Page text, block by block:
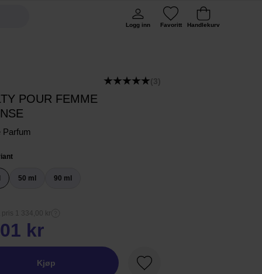
Logg inn Favoritt Handlekurv
(3)
POUR FEMME
Parfum
50 ml 90 ml
1 334,00 kr
kr
Kjøp
Favoritt